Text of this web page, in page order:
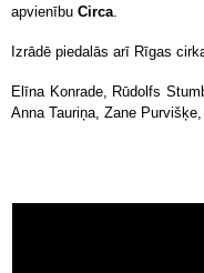
apvienību Circa.
Izrādē piedalās arī Rīgas
Elīna Konrade, Rūdolfs
Anna Tauriņa, Zane